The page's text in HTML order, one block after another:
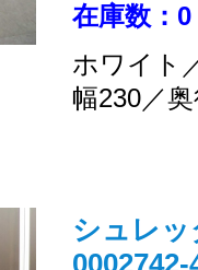
在庫数：0
ホワイト
幅230／
シュレ